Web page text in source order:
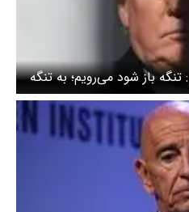
باز شود می‌رویم؛ به تنگه